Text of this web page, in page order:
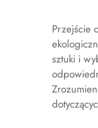
Przejście
sztuki i